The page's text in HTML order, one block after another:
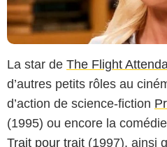
La star de The Flight
d’autres petits rôles au
d’action de science-fiction
(1995) ou encore la
Trait pour trait (1997), ainsi